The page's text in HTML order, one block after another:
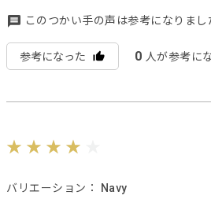
このつかい手の声は参考になりまし
参考になった 0 人が参考に
バリエーション： Navy